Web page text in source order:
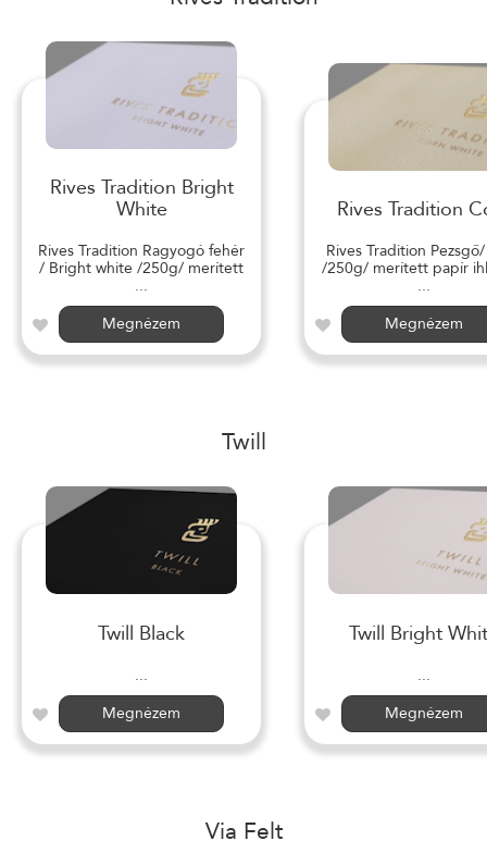
Rives Tradition Bright
White
Rives Tradition Ragyogó fehér
/ Bright white /250g/ merített
...
Megnézem
Rives Tradition
Rives Tradition
/250g/ merített papír
...
Megnézem
Twill
Twill Black
...
Megnézem
Twill Bright
...
Megnézem
Via Felt